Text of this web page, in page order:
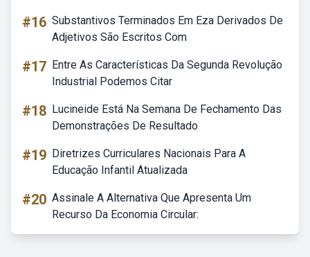
#16 Substantivos Terminados Em Eza Derivados De
Adjetivos São Escritos Com
#17 Entre As Características Da Segunda Revolução
Industrial Podemos Citar
#18 Lucineide Está Na Semana De Fechamento Das
Demonstrações De Resultado
#19 Diretrizes Curriculares Nacionais Para A
Educação Infantil Atualizada
#20 Assinale A Alternativa Que Apresenta Um
Recurso Da Economia Circular: